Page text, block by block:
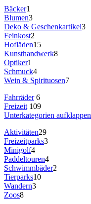
Bäcker1
Blumen3
Deko & Geschenkartikel3
Feinkost2
Hofläden15
Kunsthandwerk8
Optiker1
Schmuck4
Wein & Spirituosen7
Fahrräder6
Freizeit 109
Unterkategorien aufklappen
Aktivitäten29
Freizeitparks3
Minigolf4
Paddeltouren4
Schwimmbäder2
Tierparks10
Wandern3
Zoos8